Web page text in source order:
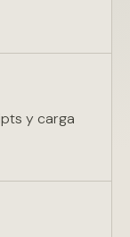
y carga